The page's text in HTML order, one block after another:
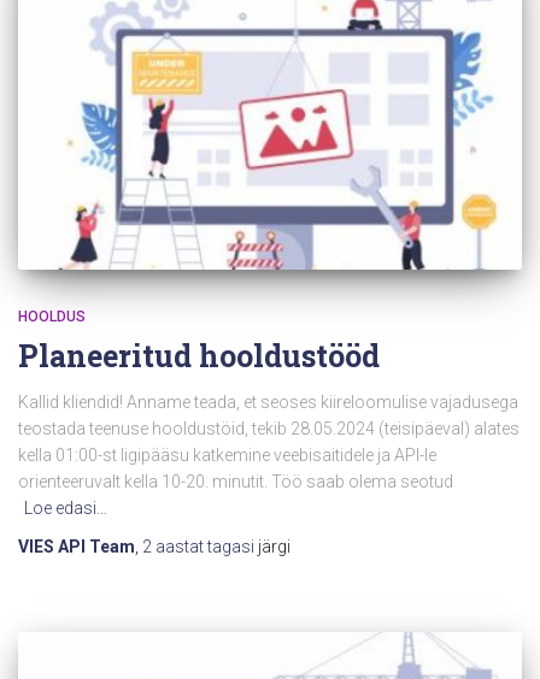
HOOLDUS
Planeeritud hooldustööd
Kallid kliendid! Anname teada, et seoses kiireloomulise vajadusega
teostada teenuse hooldustöid, tekib 28.05.2024 (teisipäeval) alates
kella 01:00-st ligipääsu katkemine veebisaitidele ja API-le
orienteeruvalt kella 10-20. minutit. Töö saab olema seotud
Loe edasi…
VIES API Team 2 aastattagasi järgi